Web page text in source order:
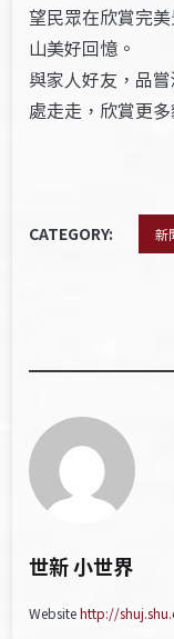
望民眾在欣賞完
山美好回憶。
與家人好友，品
處走走，欣賞更
CATEGORY: 新
世新 小世界
Websitehttp://